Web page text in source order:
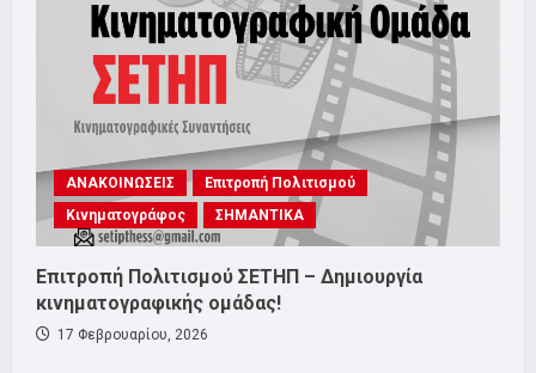
ΑΝΑΚΟΙΝΩΣΕΙΣ
Επιτροπή Πολιτισμού
Κινηματογράφος
ΣΗΜΑΝΤΙΚΑ
Επιτροπή Πολιτισμού ΣΕΤΗΠ – Δημιουργία
κινηματογραφικής ομάδας!
17 Φεβρουαρίου, 2026